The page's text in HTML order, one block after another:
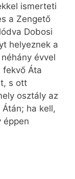
ismerteti
a Zengető
Dobosi
helyeznek a
évvel
fekvő Áta
s ott
osztály az
ha kell,
éppen